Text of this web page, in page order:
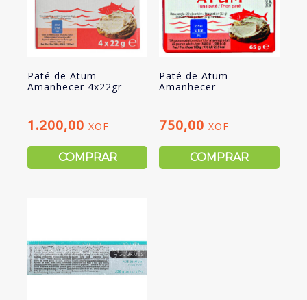
Paté de Atum
Amanhecer 4x22gr
1.200,00 XOF
COMPRAR
Paté de Atum
Amanhecer
750,00XOF
COMPRAR